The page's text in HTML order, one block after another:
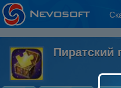
Пиратский